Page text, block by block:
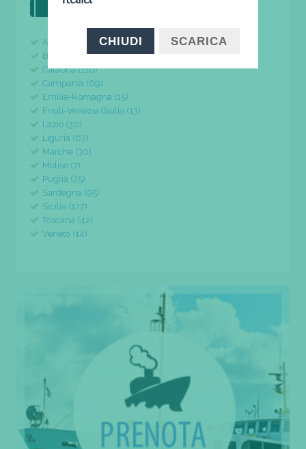
Abruzzo (24)
Basilicata (11)
Calabria (116)
Campania (69)
Emilia-Romagna (15)
Friuli-Venezia Giulia (13)
Lazio (30)
Liguria (67)
Marche (30)
Molise (7)
Puglia (75)
Sardegna (95)
Sicilia (127)
Toscana (42)
Veneto (14)
CHIUDI SCARICA